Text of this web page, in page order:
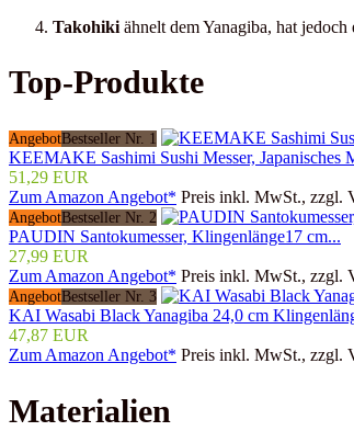
Takohiki ähnelt dem Yanagiba, hat
Top-Produkte
AngebotBestseller Nr. 1
KEEMAKE Sashimi Sushi Messer, Japanisches
51,29 EUR
Zum Amazon Angebot* Preis inkl. MwSt., zzgl.
AngebotBestseller Nr. 2
PAUDIN Santokumesser, Klingenlänge17 cm...
27,99 EUR
Zum Amazon Angebot* Preis inkl. MwSt., zzgl.
AngebotBestseller Nr. 3
KAI Wasabi Black Yanagiba 24,0 cm
47,87 EUR
Zum Amazon Angebot* Preis inkl. MwSt., zzgl.
Materialien